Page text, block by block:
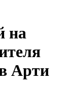
на
Арти